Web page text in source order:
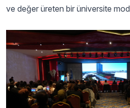
ve değer üreten bir üniversite